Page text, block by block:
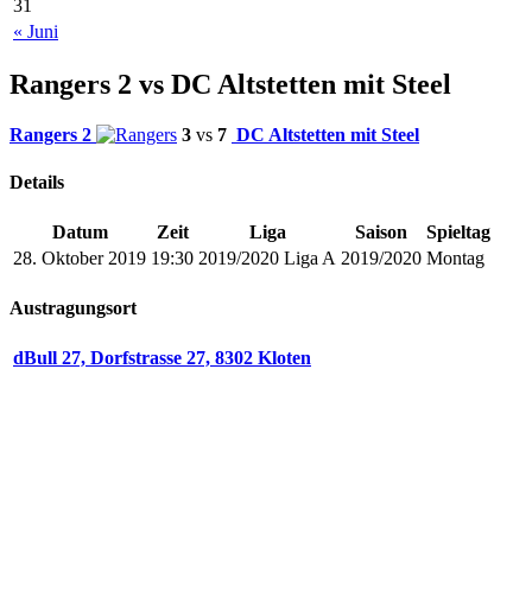
« Juni
31
Rangers 2 vs DC Altstetten mit Steel
Rangers 2 3 vs 7 DC Altstetten mit Steel
Details
Datum Zeit Liga Saison
Spieltag
28. Oktober 2019 19:30 2019/2020 Liga A 2019/2020 Montag
Austragungsort
dBull 27, Dorfstrasse 27, 8302 Kloten